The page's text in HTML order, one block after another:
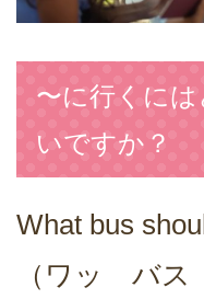
〜に行くに
いですか？
What bus
（ワッ バ